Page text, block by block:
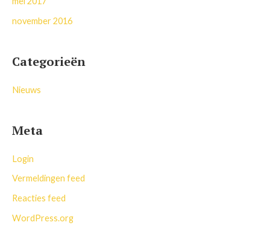
november 2016
Categorieën
Nieuws
Meta
Login
Vermeldingen feed
Reacties feed
WordPress.org